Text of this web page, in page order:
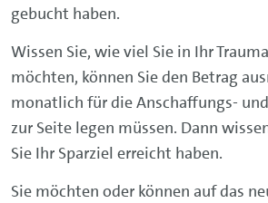
gebucht haben.
Wissen Sie, wie viel Sie in Ihr
möchten, können Sie den Betrag
monatlich für die Anschaffungs-
zur Seite legen müssen. Dann
Sie Ihr Sparziel erreicht haben.
Sie möchten oder können auf das